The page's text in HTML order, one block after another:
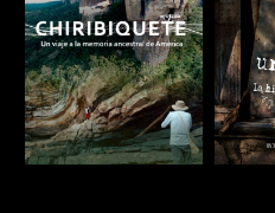
ESCUCHAR